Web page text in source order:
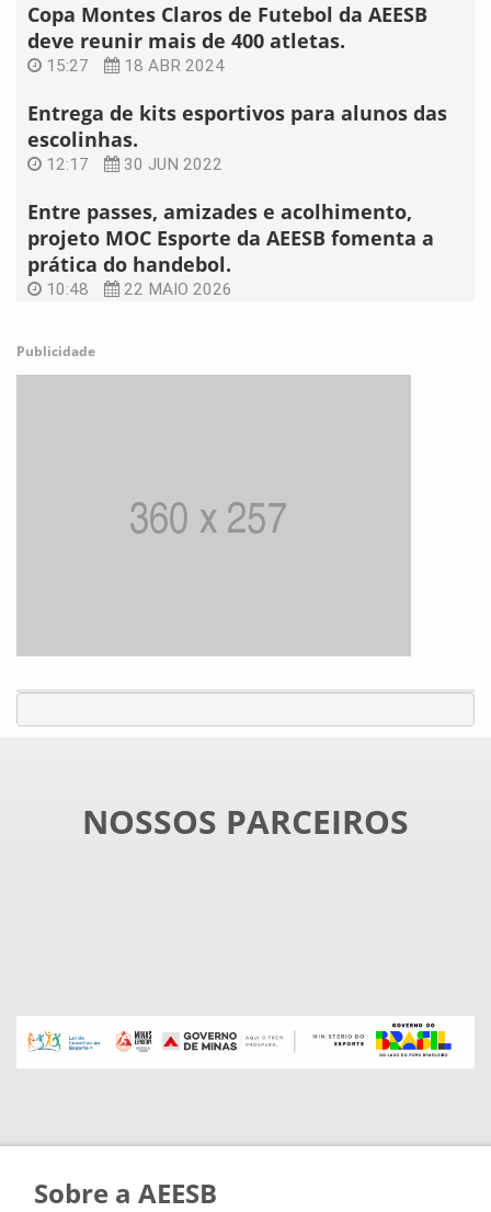
Copa Montes Claros de Futebol da AEESB
deve reunir mais de 400 atletas.
15:27 18 ABR 2024
Entrega de kits esportivos para alunos das
escolinhas.
12:17 30 JUN 2022
Entre passes, amizades e acolhimento,
projeto MOC Esporte da AEESB fomenta a
prática do handebol.
10:48 22 MAIO 2026
Publicidade
NOSSOS PARCEIROS
Sobre a AEESB